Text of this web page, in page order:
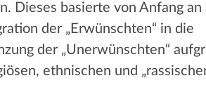
Dieses basierte von Anfang an
der „Erwünschten“ in die
der „Unerwünschten“
ethnischen und